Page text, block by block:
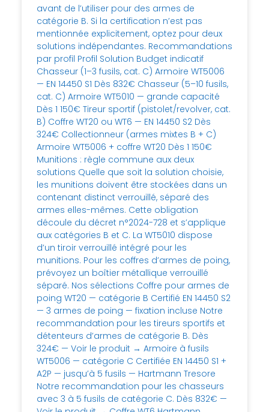
avant de l’utiliser pour des armes de
catégorie B. Si la certification n’est pas
mentionnée explicitement, optez pour deux
solutions indépendantes. Recommandations
par profil Profil Solution Budget indicatif
Chasseur (1–3 fusils, cat. C) Armoire WT5006
— EN 14450 S1 Dès 832€ Chasseur (5–10 fusils,
cat. C) Armoire WT5010 — grande capacité
Dès 1 150€ Tireur sportif (pistolet/revolver, cat.
B) Coffre WT20 ou WT6 — EN 14450 S2 Dès
324€ Collectionneur (armes mixtes B + C)
Armoire WT5006 + coffre WT20 Dès 1 150€
Munitions : règle commune aux deux
solutions Quelle que soit la solution choisie,
les munitions doivent être stockées dans un
contenant distinct verrouillé, séparé des
armes elles-mêmes. Cette obligation
découle du décret n°2024-728 et s’applique
aux catégories B et C. La WT5010 dispose
d’un tiroir verrouillé intégré pour les
munitions. Pour les coffres d’armes de poing,
prévoyez un boîtier métallique verrouillé
séparé. Nos sélections Coffre pour armes de
poing WT20 — catégorie B Certifié EN 14450 S2
— 3 armes de poing — fixation incluse Notre
recommandation pour les tireurs sportifs et
détenteurs d’armes de catégorie B. Dès
324€ — Voir le produit → Armoire à fusils
WT5006 — catégorie C Certifiée EN 14450 S1 +
A2P — jusqu’à 5 fusils — Hartmann Tresore
Notre recommandation pour les chasseurs
avec 3 à 5 fusils de catégorie C. Dès 832€ —